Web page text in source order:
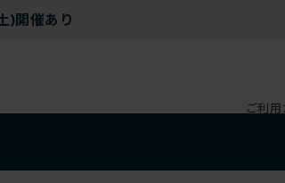
)開催あり
ご利